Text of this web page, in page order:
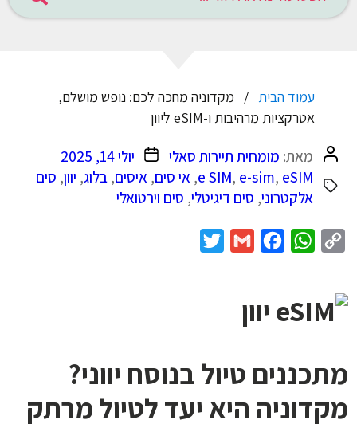
עמוד הבית
מקדוניה מחכה לכם: נופש מושלם,
אטרקציות מרהיבות ו-eSIM ליוון
המחבר
הפוסט
מאת: מומחית תיירות סאלי תאריך
פוסט
יולי 14, 2025
e SIM, e-sim, eSIM
, אי סים, איסים,בלוג, יוון, סים
אלקטרוני, סים דיגיטלי, סים וירטואלי
Copy
WhatsApp
Facebook
Gmail
מתכננים טיול בנוסח יווני?
מקדוניה היא יעד לטיול מרתק